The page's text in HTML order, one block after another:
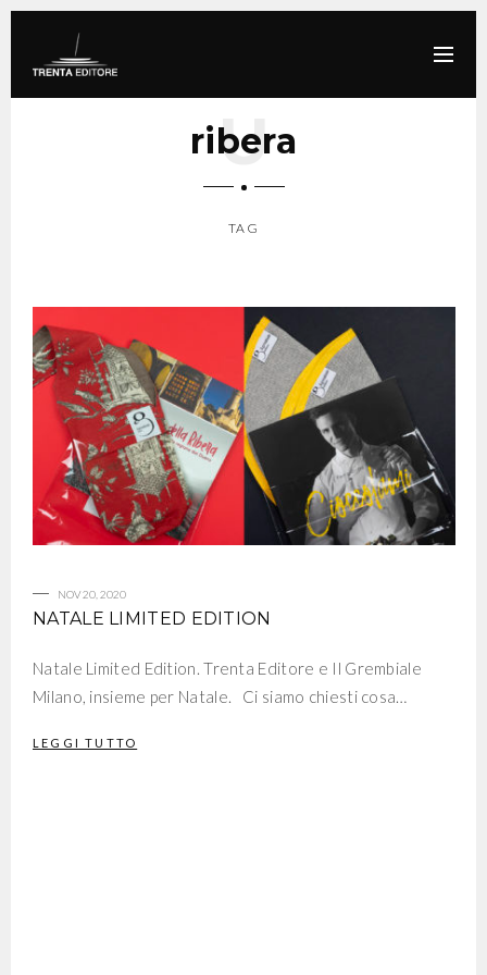
ribera
TAG
NOV 20, 2020
NATALE LIMITED EDITION
Natale Limited Edition. Trenta Editore e Il Grembiale
Milano, insieme per Natale. Ci siamo chiesti cosa…
LEGGI TUTTO